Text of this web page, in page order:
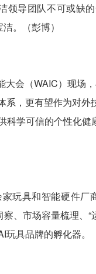
领导团队不可或缺
。（彭博）
会（WAIC）现场
，更有望作为对外
学可信的个性化
玩具和智能硬件厂
、市场容量梳理、“
具品牌的孵化器。